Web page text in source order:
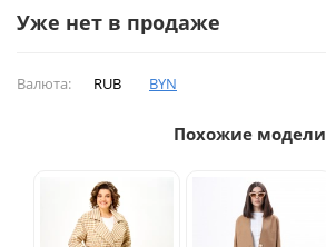
Уже нет в продаже
Валюта: RUB BYN
Похожие модели